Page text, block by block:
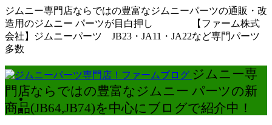
ジムニー専門店ならではの豊富なジムニーパーツの通販・改
造用のジムニー パーツが目白押し 【ファーム株式
会社】ジムニーパーツ JB23・JA11・JA22など専門パーツ
多数
ジムニー専
門店ならではの豊富なジムニー パーツの新
商品(JB64,JB74)を中心にブログで紹介中！